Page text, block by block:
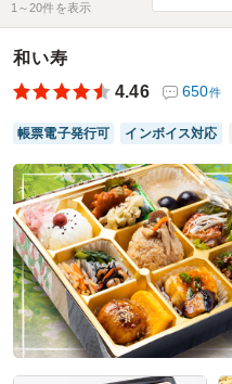
1～20件を表示
和い寿
4.46
650件
帳票電子発行可 インボイス対応